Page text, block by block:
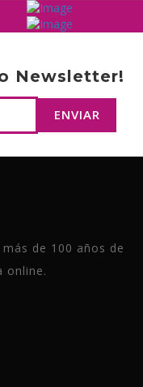
Newsletter!
de 100 años de
online.